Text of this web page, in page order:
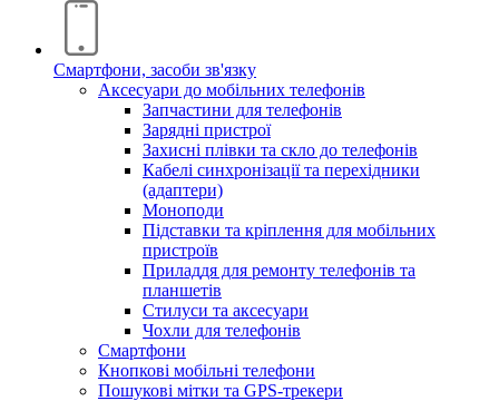
Смартфони, засоби зв'язку
Аксесуари до мобільних телефонів
Запчастини для телефонів
Зарядні пристрої
Захисні плівки та скло до телефонів
Кабелі синхронізації та перехідники
(адаптери)
Моноподи
Підставки та кріплення для мобільних
пристроїв
Приладдя для ремонту телефонів та
планшетів
Стилуси та аксесуари
Чохли для телефонів
Смартфони
Кнопкові мобільні телефони
Пошукові мітки та GPS-трекери